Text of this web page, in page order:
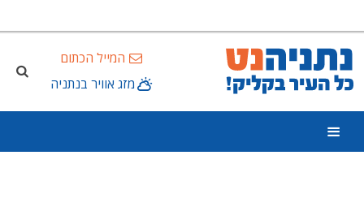
המייל הכתום
מזג אוויר בנתניה